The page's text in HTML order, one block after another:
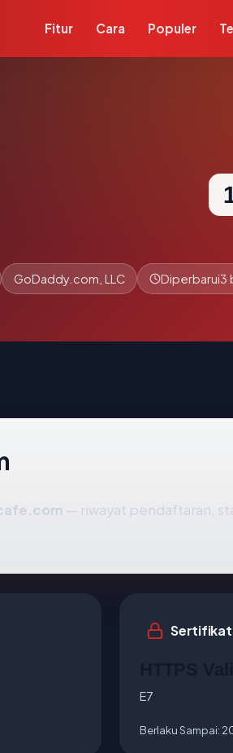
Fitur Cara Populer
GoDaddy.com, LLC Diperbarui3
— riwayat pendaftaran,
Sertifikat
E7
Berlaku Sampai: